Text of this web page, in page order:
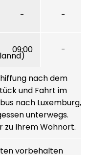
- -
09:00 -
nach dem
und Fahrt im
nach Luxemburg,
unterwegs.
zu Ihrem Wohnort.
vorbehalten